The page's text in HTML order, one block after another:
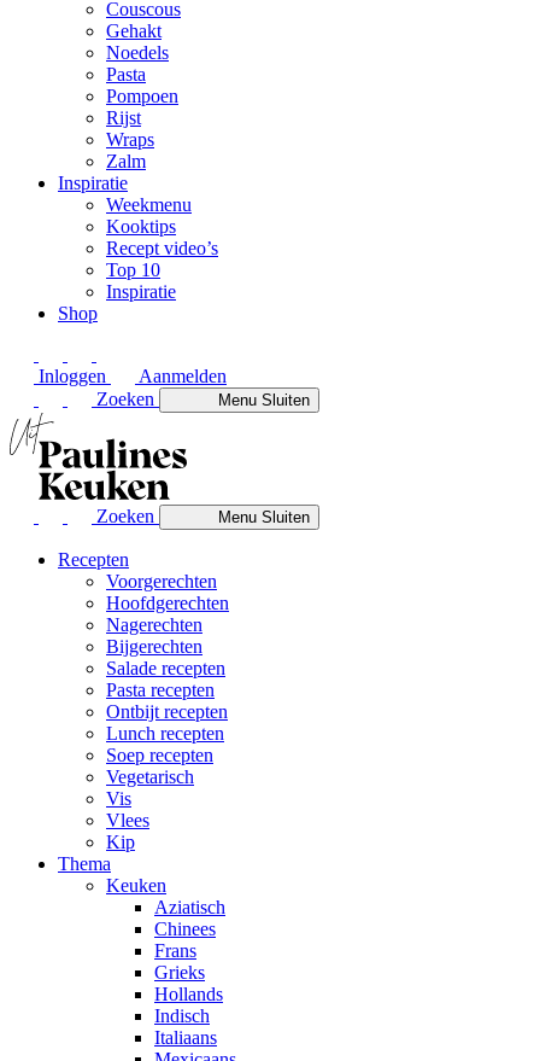
Couscous
Gehakt
Noedels
Pasta
Pompoen
Rijst
Wraps
Zalm
Inspiratie
Weekmenu
Kooktips
Recept video’s
Top 10
Inspiratie
Shop
Inloggen
Aanmelden
Zoeken
MenuSluiten
Zoeken MenuSluiten
Recepten
Voorgerechten
Hoofdgerechten
Nagerechten
Bijgerechten
Salade recepten
Pasta recepten
Ontbijt recepten
Lunch recepten
Soep recepten
Vegetarisch
Vis
Vlees
Kip
Thema
Keuken
Aziatisch
Chinees
Frans
Grieks
Hollands
Indisch
Italiaans